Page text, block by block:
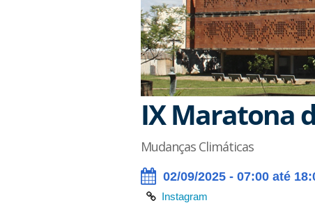
IX Maratona
Mudanças Climáticas
02/09/2025 - 07:00 até
Instagram